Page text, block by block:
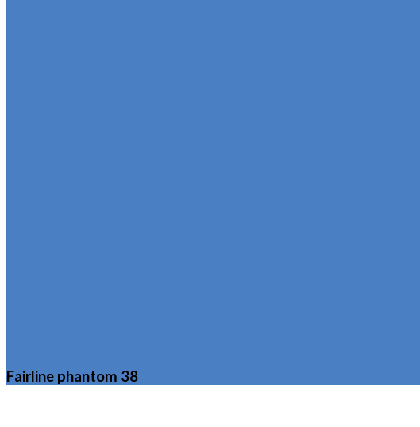
Fairline phantom 38